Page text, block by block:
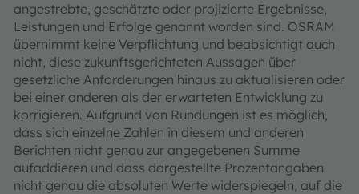
angestrebte, geschätzte oder projizierte Ergebnisse,
Leistungen und Erfolge genannt worden sind. OSRAM
übernimmt keine Verpflichtung und beabsichtigt auch
nicht, diese zukunftsgerichteten Aussagen über
gesetzliche Anforderungen hinaus zu aktualisieren oder
bei einer anderen als der erwarteten Entwicklung zu
korrigieren. Aufgrund von Rundungen ist es möglich,
dass sich einzelne Zahlen in diesem und anderen
Berichten nicht genau zur angegebenen Summe
aufaddieren und dass dargestellte Prozentangaben
nicht genau die absoluten Werte widerspiegeln, auf die